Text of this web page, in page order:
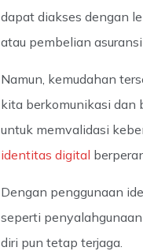
dapat diakses dengan
atau pembelian asuransi
Namun, kemudahan
kita berkomunikasi dan
untuk memvalidasi
identitas digital
Dengan penggunaan
seperti
diri pun tetap terjaga.